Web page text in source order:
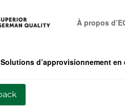
À propos
Solutions d’approvisionnement en